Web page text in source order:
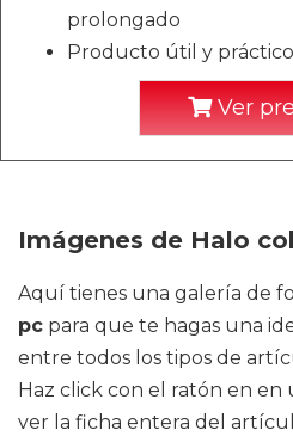
prolongado
Producto útil y práctico
Ver
Imágenes de Halo
Aquí tienes una galería de
pc para que te hagas una
entre todos los tipos de
Haz click con el ratón en en
ver la ficha entera del